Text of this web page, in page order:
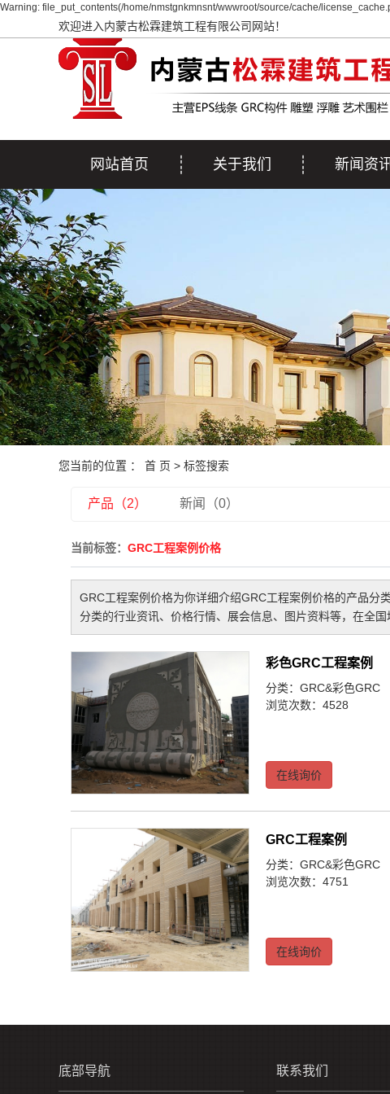
Warning: file_put_contents(/home/nmstgnkmnsnt/wwwroot/source/cache/
欢迎进入内蒙古松霖建筑工程有限公司网站！
网站首页 关于我们 新闻资
您当前的位置 ： 首 页 > 标签搜索
产品（2） 新闻（0）
当前标签： GRC工程案例价格
GRC工程案例价格为你详细介绍GRC工程案例价格的产品分
分类的行业资讯、价格行情、展会信息、图片资料等，在全
彩色GRC工程案例
分类： GRC&彩色GRC
浏览次数：4528
在线询价
GRC工程案例
分类： GRC&彩色GRC
浏览次数：4751
在线询价
底部导航 联系我们